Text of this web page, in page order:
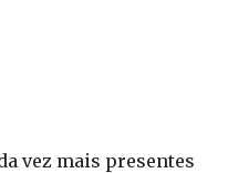
vez mais presentes